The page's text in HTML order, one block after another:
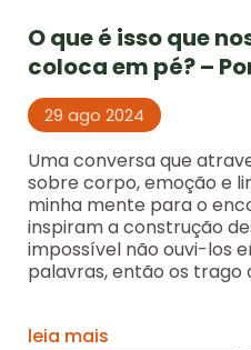
O que é isso que
coloca em pé? –
29 ago 2024
Uma conversa que
sobre corpo, emoção e
minha mente para o
inspiram a construção
impossível não ouvi-los
palavras, então os trago
leia mais